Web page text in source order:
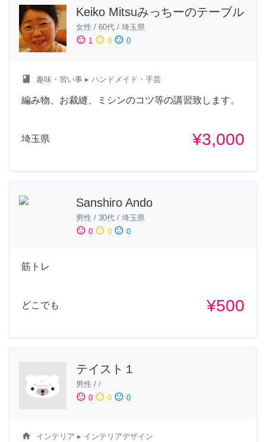
Keiko Mitsuみっちーのテーブル
女性 / 60代 / 埼玉県
sentiment_satisfied 1 sentiment_neutral 0 sentiment_dissatisfied 0
class 趣味・習い事 ▸ ハンドメイド・手芸
編み物、お裁縫、ミシンのコツ等の講習致します。
埼玉県 ¥3,000
Sanshiro Ando
男性 / 30代 / 埼玉県
sentiment_satisfied 0 sentiment_neutral 0 sentiment_dissatisfied 0
筋トレ
どこでも ¥500
テイスト１
男性 / /
sentiment_satisfied 0 sentiment_neutral 0 sentiment_dissatisfied 0
home インテリア ▸ インテリアデザイン